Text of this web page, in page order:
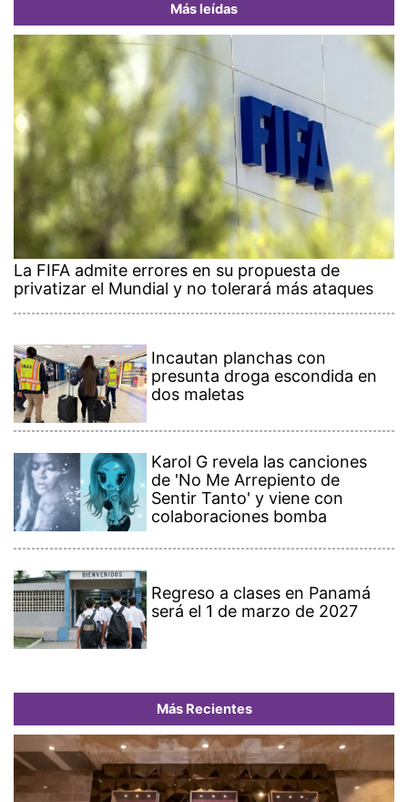
Más leídas
La FIFA admite errores en su propuesta de
privatizar el Mundial y no tolerará más ataques
Incautan planchas con
presunta droga escondida en
dos maletas
Karol G revela las canciones
de 'No Me Arrepiento de
Sentir Tanto' y viene con
colaboraciones bomba
Regreso a clases en Panamá
será el 1 de marzo de 2027
Más Recientes